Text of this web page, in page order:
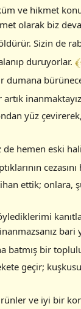
ve hikmet
olarak biz
Sizin de
duruyorlar.
yüz
de hemen eski
ettik; onlara,
batmış bir
geçir;
ve iyi bir